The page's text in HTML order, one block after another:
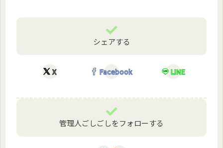
シェアする
X Facebook LINE
管理人ごしごしをフォローする